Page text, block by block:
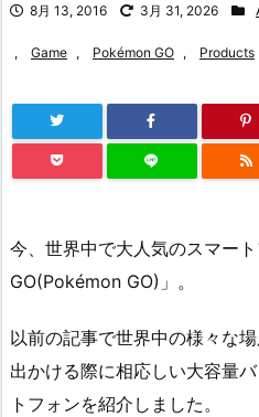
8月 13, 2016 3月 31, 2026
, Game , Pokémon GO , Products
今、世界中で大人気のスマー
GO(Pokémon GO)」。
以前の記事で世界中の様々な
出かける際に相応しい大容量
トフォンを紹介しました。